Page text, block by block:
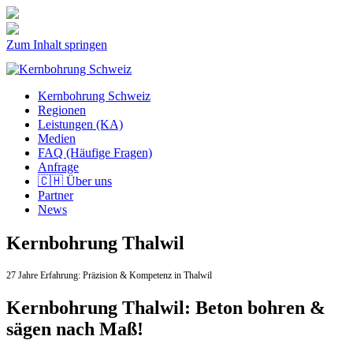
Zum Inhalt springen
Kernbohrung Schweiz
Regionen
Leistungen (KA)
Medien
FAQ (Häufige Fragen)
Anfrage
🇨🇭 Über uns
Partner
News
Kernbohrung Thalwil
27 Jahre Erfahrung: Präzision & Kompetenz in Thalwil
Kernbohrung Thalwil: Beton bohren &
sägen nach Maß!